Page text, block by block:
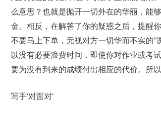
么意思？也就是抛开一切外在的华丽，能
金。相反，在解答了你的疑惑之后，提醒
不要马上下单，无视对方一切华而不实的
以没有必要浪费时间，即使你对作业或考
要为没有到来的成绩付出相应的代价。所
写手‘对面对’